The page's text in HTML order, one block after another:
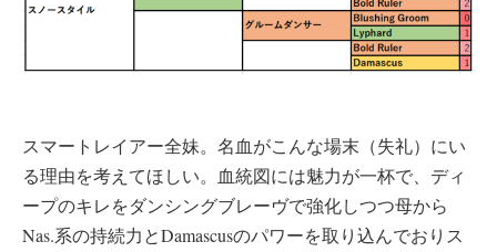
スマートレイアー全妹。名血がこんな場末（失礼）にい
る理由を考えてほしい。血統図には魅力が一杯で、ディ
ープのキレをダンシングブレーヴで強化しつつ母から
Nas.系の持続力とDamascusのパワーを取り込んでおりス